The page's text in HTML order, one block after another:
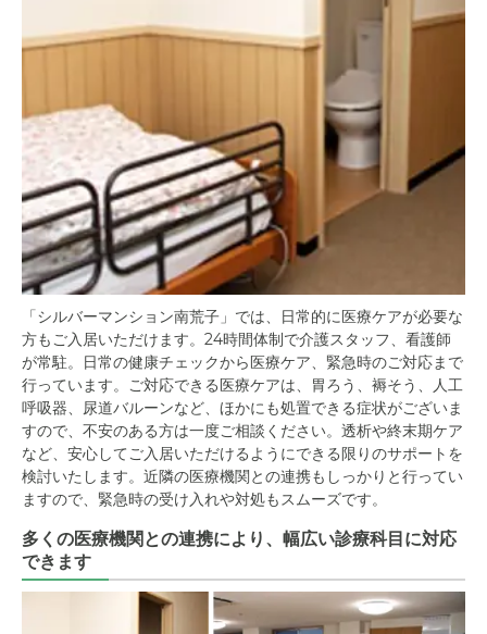
「シルバーマンション南荒子」では、日常的に医療ケアが必要な
方もご入居いただけます。24時間体制で介護スタッフ、看護師
が常駐。日常の健康チェックから医療ケア、緊急時のご対応まで
行っています。ご対応できる医療ケアは、胃ろう、褥そう、人工
呼吸器、尿道バルーンなど、ほかにも処置できる症状がございま
すので、不安のある方は一度ご相談ください。透析や終末期ケア
など、安心してご入居いただけるようにできる限りのサポートを
検討いたします。近隣の医療機関との連携もしっかりと行ってい
ますので、緊急時の受け入れや対処もスムーズです。
多くの医療機関との連携により、幅広い診療科目に対応
できます